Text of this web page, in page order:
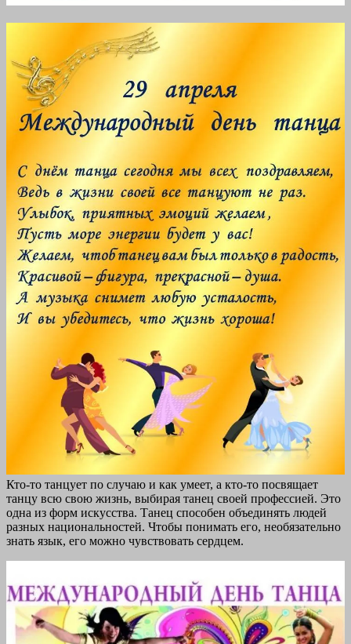
Кто-то танцует по случаю и как умеет, а кто-то посвящает
танцу всю свою жизнь, выбирая танец своей профессией. Это
одна из форм искусства. Танец способен объединять людей
разных национальностей. Чтобы понимать его, необязательно
знать язык, его можно чувствовать сердцем.